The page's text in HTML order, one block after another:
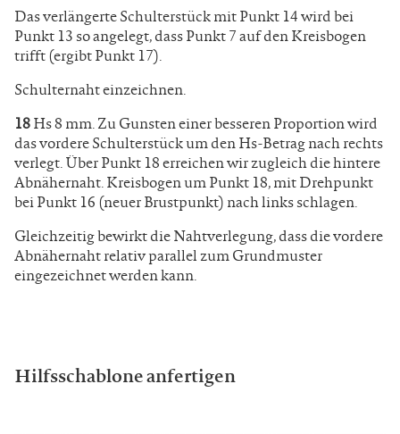
Das verlängerte Schulterstück mit Punkt 14 wird bei
Punkt 13 so angelegt, dass Punkt 7 auf den Kreisbogen
trifft (ergibt Punkt 17).
Schulternaht einzeichnen.
18Hs 8 mm. Zu Gunsten einer besseren Proportion wird
das vordere Schulterstück um den Hs-Betrag nach rechts
verlegt. Über Punkt 18 erreichen wir zugleich die hintere
Abnähernaht. Kreisbogen um Punkt 18, mit Drehpunkt
bei Punkt 16 (neuer Brustpunkt) nach links schlagen.
Gleichzeitig bewirkt die Nahtverlegung, dass die vordere
Abnähernaht relativ parallel zum Grundmuster
eingezeichnet werden kann.
Hilfsschablone anfertigen